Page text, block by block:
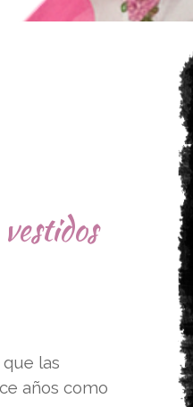
las
años como